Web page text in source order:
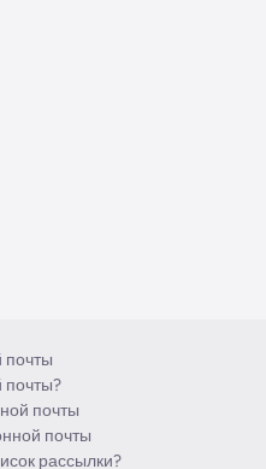
почты
почты?
почты
почты
рассылки?